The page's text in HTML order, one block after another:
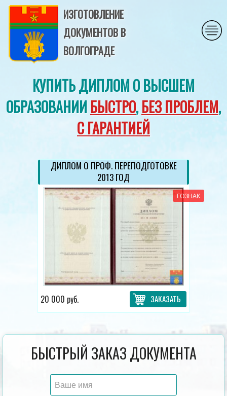
ИЗГОТОВЛЕНИЕ
ДОКУМЕНТОВ В
ВОЛГОГРАДЕ
КУПИТЬ ДИПЛОМ О ВЫСШЕМ
ОБРАЗОВАНИИБЫСТРО,БЕЗ ПРОБЛЕМ,
С ГАРАНТИЕЙ
ДИПЛОМ О ПРОФ. ПЕРЕПОДГОТОВКЕ
2013 ГОД
ГОЗНАК
20 000 руб. ЗАКАЗАТЬ
БЫСТРЫЙ ЗАКАЗ ДОКУМЕНТА